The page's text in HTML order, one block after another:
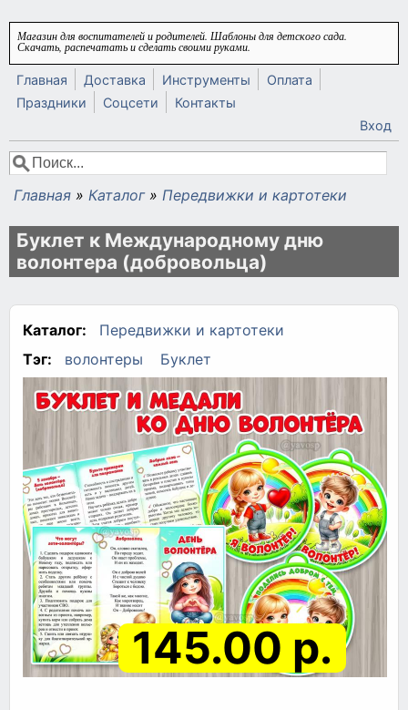
Перейти к основному содержанию
Магазин для воспитателей и родителей. Шаблоны для детского сада.
Скачать, распечатать и сделать своими руками.
Главная Доставка Инструменты
Оплата
Праздники
Соцсети
Контакты
Вход
Форма поиска
Поиск
Вы здесь
Главная » Каталог » Передвижки и картотеки
Буклет к Международному дню
волонтера (добровольца)
Каталог:
Передвижки и картотеки
Тэг:
волонтеры Буклет
145.00 р.